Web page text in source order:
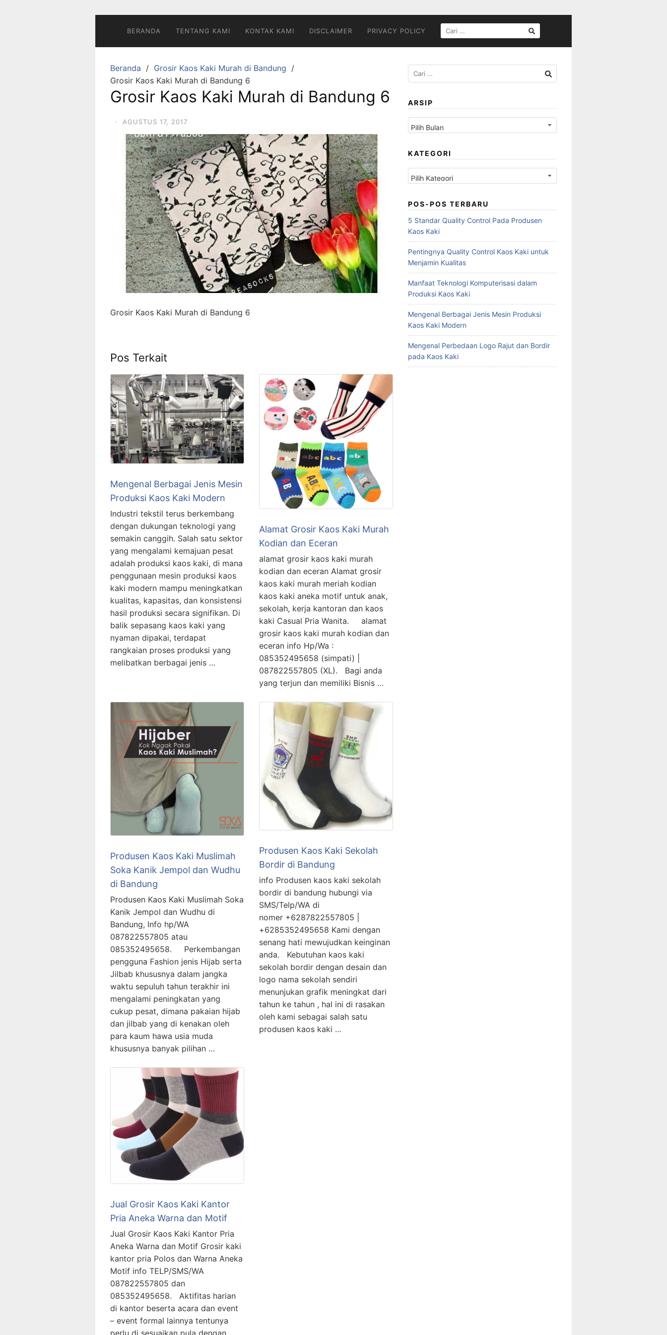
BERANDA TENTANG KAMI KONTAK KAMI DISCLAIMER PRIVACY POLICY
UNTUK:
Beranda
Grosir Kaos Kaki Murah di Bandung
Grosir Kaos Kaki Murah di Bandung 6
Grosir Kaos Kaki Murah di Bandung 6
· AGUSTUS 17, 2017
Grosir Kaos Kaki Murah di Bandung 6
Pos Terkait
Mengenal Berbagai Jenis Mesin
Produksi Kaos Kaki Modern
Industri tekstil terus berkembang
dengan dukungan teknologi yang
semakin canggih. Salah satu sektor
yang mengalami kemajuan pesat
adalah produksi kaos kaki, di mana
penggunaan mesin produksi kaos
kaki modern mampu meningkatkan
kualitas, kapasitas, dan konsistensi
hasil produksi secara signifikan. Di
balik sepasang kaos kaki yang
nyaman dipakai, terdapat
rangkaian proses produksi yang
melibatkan berbagai jenis …
Alamat Grosir Kaos Kaki Murah
Kodian dan Eceran
alamat grosir kaos kaki murah
kodian dan eceran Alamat grosir
kaos kaki murah meriah kodian
kaos kaki aneka motif untuk anak,
sekolah, kerja kantoran dan kaos
kaki Casual Pria Wanita. alamat
grosir kaos kaki murah kodian dan
eceran info Hp/Wa :
085352495658 (simpati) |
087822557805 (XL). Bagi anda
yang terjun dan memiliki Bisnis …
Produsen Kaos Kaki Muslimah
Soka Kanik Jempol dan Wudhu
di Bandung
Produsen Kaos Kaki Muslimah Soka
Kanik Jempol dan Wudhu di
Bandung, Info hp/WA
087822557805 atau
085352495658. Perkembangan
pengguna Fashion jenis Hijab serta
Jilbab khususnya dalam jangka
waktu sepuluh tahun terakhir ini
mengalami peningkatan yang
cukup pesat, dimana pakaian hijab
dan jilbab yang di kenakan oleh
para kaum hawa usia muda
khususnya banyak pilihan …
Produsen Kaos Kaki Sekolah
Bordir di Bandung
info Produsen kaos kaki sekolah
bordir di bandung hubungi via
SMS/Telp/WA di
nomer +6287822557805 |
+6285352495658 Kami dengan
senang hati mewujudkan keinginan
anda. Kebutuhan kaos kaki
sekolah bordir dengan desain dan
logo nama sekolah sendiri
menunjukan grafik meningkat dari
tahun ke tahun , hal ini di rasakan
oleh kami sebagai salah satu
produsen kaos kaki …
Jual Grosir Kaos Kaki Kantor
Pria Aneka Warna dan Motif
Jual Grosir Kaos Kaki Kantor Pria
Aneka Warna dan Motif Grosir kaki
kantor pria Polos dan Warna Aneka
Motif info TELP/SMS/WA
087822557805 dan
085352495658. Aktifitas harian
di kantor beserta acara dan event
– event formal lainnya tentunya
perlu di sesuaikan pula dengan
Cari
untuk:
ARSIP
Arsip
KATEGORI
Kategori
POS-POS TERBARU
5 Standar Quality Control Pada Produsen
Kaos Kaki
Pentingnya Quality Control Kaos Kaki untuk
Menjamin Kualitas
Manfaat Teknologi Komputerisasi dalam
Produksi Kaos Kaki
Mengenal Berbagai Jenis Mesin Produksi
Kaos Kaki Modern
Mengenal Perbedaan Logo Rajut dan Bordir
pada Kaos Kaki